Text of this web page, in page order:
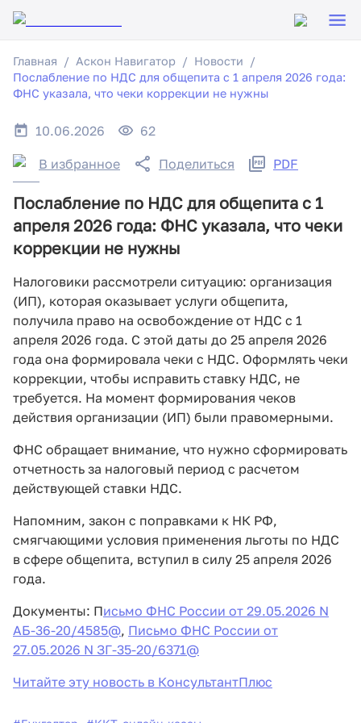
Главная Аскон Навигатор
Новости
Послабление по НДС для общепита с 1 апреля 2026 года:
ФНС указала, что чеки коррекции не нужны
10.06.2026 62
В избранное Поделиться PDF
Послабление по НДС для общепита с 1
апреля 2026 года: ФНС указала, что чеки
коррекции не нужны
Налоговики рассмотрели ситуацию: организация
(ИП), которая оказывает услуги общепита,
получила право на освобождение от НДС с 1
апреля 2026 года. С этой даты до 25 апреля 2026
года она формировала чеки с НДС. Оформлять чеки
коррекции, чтобы исправить ставку НДС, не
требуется. На момент формирования чеков
действия организации (ИП) были правомерными.
ФНС обращает внимание, что нужно сформировать
отчетность за налоговый период с расчетом
действующей ставки НДС.
Напомним, закон с поправками к НК РФ,
смягчающими условия применения льготы по НДС
в сфере общепита, вступил в силу 25 апреля 2026
года.
Документы: Письмо ФНС России от 29.05.2026 N
АБ-36-20/4585@, Письмо ФНС России от
27.05.2026 N ЗГ-35-20/6371@
Читайте эту новость в КонсультантПлюс